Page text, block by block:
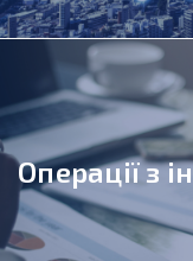
Операції з